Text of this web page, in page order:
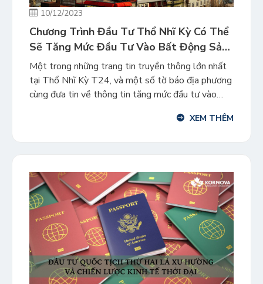
10/12/2023
Chương Trình Đầu Tư Thổ Nhĩ Kỳ Có Thể
Sẽ Tăng Mức Đầu Tư Vào Bất Động Sản
Từ Năm 2024
Một trong những trang tin truyền thông lớn nhất
tại Thổ Nhĩ Kỳ T24, và một số tờ báo địa phương
cùng đưa tin về thông tin tăng mức đầu tư vào
những thông tin này chưa được xác nhận chính thức
XEM THÊM